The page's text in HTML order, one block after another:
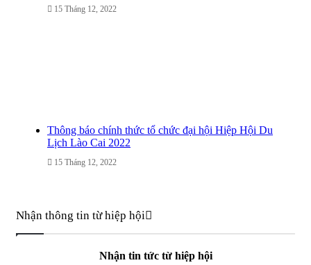
15 Tháng 12, 2022
Thông báo chính thức tổ chức đại hội Hiệp Hội Du
Lịch Lào Cai 2022
15 Tháng 12, 2022
Nhận thông tin từ hiệp hội
Nhận tin tức từ hiệp hội